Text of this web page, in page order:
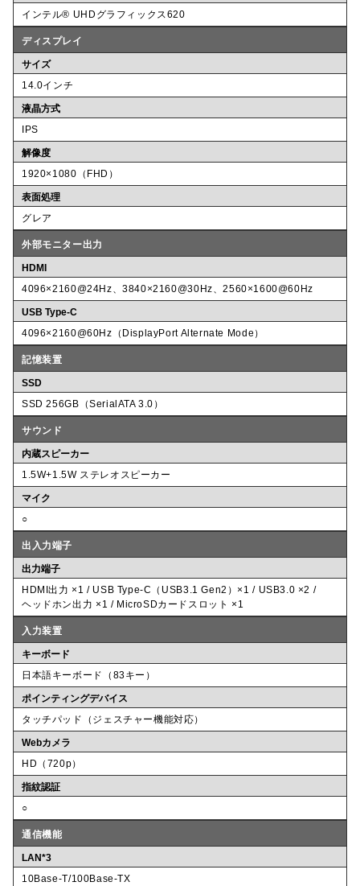
インテル® UHDグラフィックス620
ディスプレイ
サイズ
14.0インチ
液晶方式
IPS
解像度
1920×1080（FHD）
表面処理
グレア
外部モニター出力
HDMI
4096×2160@24Hz、3840×2160@30Hz、2560×1600@60Hz
USB Type-C
4096×2160@60Hz（DisplayPort Alternate Mode）
記憶装置
SSD
SSD 256GB（SerialATA 3.0）
サウンド
内蔵スピーカー
1.5W+1.5W ステレオスピーカー
マイク
○
出入力端子
出力端子
HDMI出力 ×1 / USB Type-C（USB3.1 Gen2）×1 / USB3.0 ×2 /
ヘッドホン出力 ×1 / MicroSDカードスロット ×1
入力装置
キーボード
日本語キーボード（83キー）
ポインティングデバイス
タッチパッド（ジェスチャー機能対応）
Webカメラ
HD（720p）
指紋認証
○
通信機能
LAN*3
10Base-T/100Base-TX